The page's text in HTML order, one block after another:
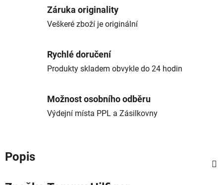
Záruka originality
Veškeré zboží je originální
Rychlé doručení
Produkty skladem obvykle do 24 hodin
Možnost osobního odběru
Výdejní místa PPL a Zásilkovny
Popis